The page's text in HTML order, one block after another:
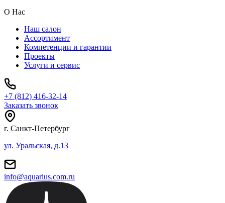
О Нас
Наш салон
Ассортимент
Компетенции и гарантии
Проекты
Услуги и сервис
+7 (812) 416-32-14
Заказать звонок
г. Санкт-Петербург
ул. Уральская, д.13
info@aquarius.com.ru